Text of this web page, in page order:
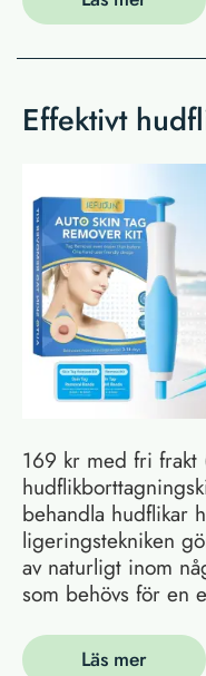
Effektivt
169 kr med fri
behandla hudflikar
ligeringstekniken
av naturligt inom
som behövs för en
Läs mer